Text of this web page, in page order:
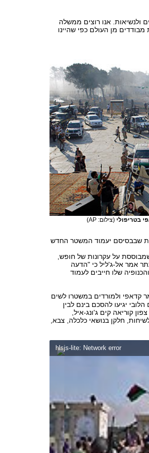
ולנשיאות. אנו רוצים ממשלה
מבודדים מן העולם כפי שהיינו
בטריפולי (צילום: AP)
שבבסיסם יעמוד המשטר החדש
על עקרונות של חופש,
אמר אל-ג'ליל כי "הדעה
שלו חייבים לעמוד
קדאפי ולמורדים במשטרו לשים
יגיעו להסכם בינם לבין
קוריאה קים ג'ונג-איל,
חלקן בנושאי כלכלה, צבא,
hlsjs-lite: Network error